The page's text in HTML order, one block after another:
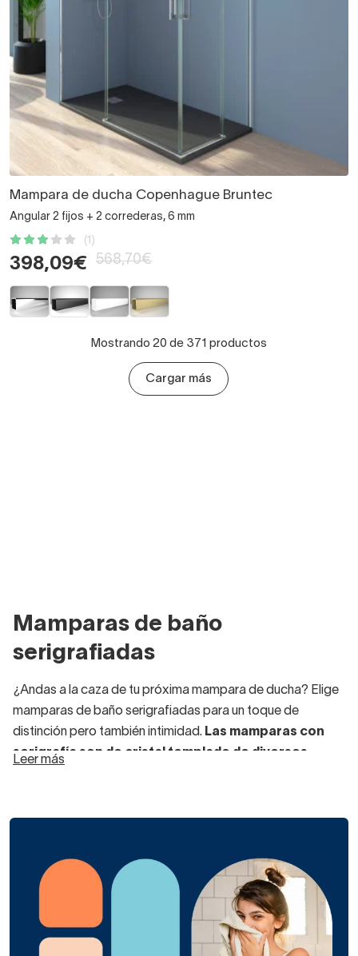
Mampara de ducha Copenhague Bruntec
Angular 2 fijos + 2 correderas, 6 mm
(1)
398,09€ 568,70€
Mostrando 20 de 371 productos
Cargar más
Mamparas de baño
serigrafiadas
¿Andas a la caza de tu próxima mampara de ducha? Elige
mamparas de baño serigrafiadas para un toque de
distinción pero también intimidad. Las mamparas con
serigrafía son de cristal templado de diversos
ventajas de decantarse por mamparas de baño
en lugar de transparentes serían:
Mayorprivacidad durante la ducha, ya que
Leer más